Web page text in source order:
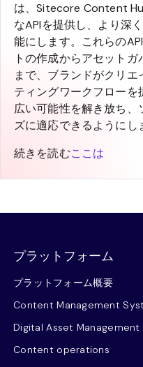
は、Sitecore Content
なAPIを提供し、より深
能にします。これらの
トの作成からアセット
まで、ブランドがクリ
ティングワークフロー
広い可能性を解き放ち
ズに適応できるようにし
続きを読むここは
プラットフォーム
プラットフォーム概要
Content Management
Digital Asset Management
Content operations